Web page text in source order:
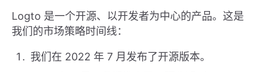
Logto 是一个开源、以开发者为中心的产品。这是
我们的市场策略时间线：
我们在 2022 年 7 月发布了开源版本。